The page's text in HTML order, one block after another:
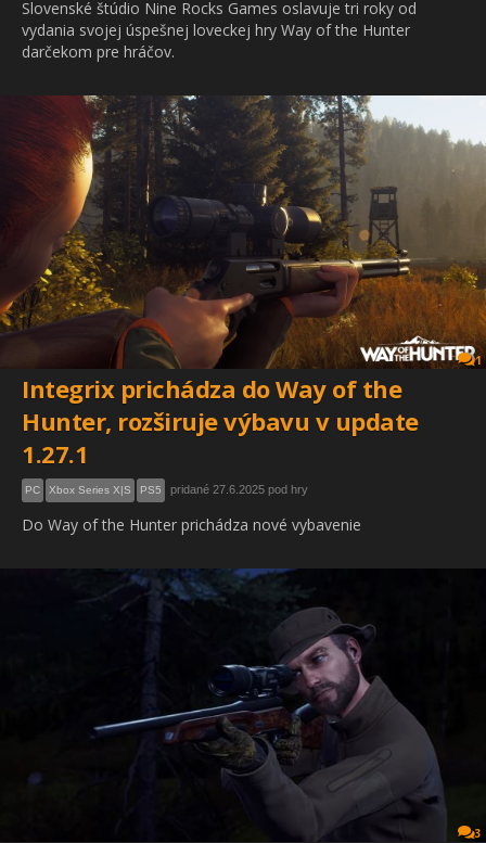
Slovenské štúdio Nine Rocks Games oslavuje tri roky od
vydania svojej úspešnej loveckej hry Way of the Hunter
darčekom pre hráčov.
1
Integrix prichádza do Way of the
Hunter, rozširuje výbavu v update
1.27.1
PC Xbox Series X|S PS5 pridané 27.6.2025 pod hry
Do Way of the Hunter prichádza nové vybavenie
3